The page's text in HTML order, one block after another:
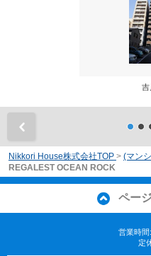
吉
Nikkori House株式会社TOP > (マン
REGALEST OCEAN ROCK
ペー
営業時
定